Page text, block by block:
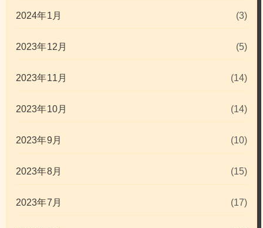
2024年1月 (3)
2023年12月 (5)
2023年11月 (14)
2023年10月 (14)
2023年9月 (10)
2023年8月 (15)
2023年7月 (17)